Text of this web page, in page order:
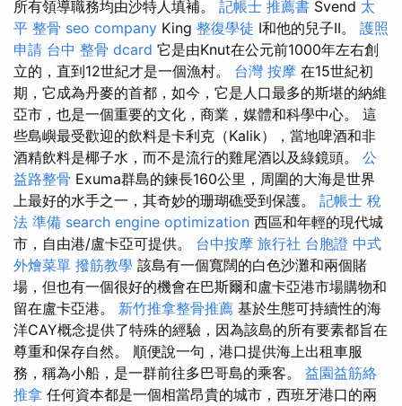
所有領導職務均由沙特人填補。 記帳士 推薦書 Svend 太
平 整骨 seo company King 整復學徒 I和他的兒子II。 護照
申請 台中 整骨 dcard 它是由Knut在公元前1000年左右創
立的，直到12世紀才是一個漁村。 台灣 按摩 在15世紀初
期，它成為丹麥的首都，如今，它是人口最多的斯堪的納維
亞市，也是一個重要的文化，商業，媒體和科學中心。 這
些島嶼最受歡迎的飲料是卡利克（Kalik），當地啤酒和非
酒精飲料是椰子水，而不是流行的雞尾酒以及綠鏡頭。 公
益路整骨 Exuma群島的鍊長160公里，周圍的大海是世界
上最好的水手之一，其奇妙的珊瑚礁受到保護。 記帳士 稅
法 準備 search engine optimization 西區和年輕的現代城
市，自由港/盧卡亞可提供。 台中按摩 旅行社 台胞證 中式
外燴菜單 撥筋教學 該島有一個寬闊的白色沙灘和兩個賭
場，但也有一個很好的機會在巴斯爾和盧卡亞港市場購物和
留在盧卡亞港。 新竹推拿整骨推薦 基於生態可持續性的海
洋CAY概念提供了特殊的經驗，因為該島的所有要素都旨在
尊重和保存自然。 順便說一句，港口提供海上出租車服
務，稱為小船，是一群前往多巴哥島的乘客。 益園益筋絡
推拿 任何資本都是一個相當昂貴的城市，西班牙港口的兩